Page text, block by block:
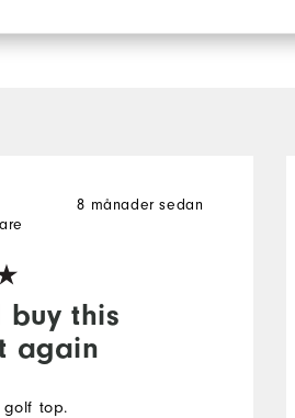
buy this
again
8 månader sedan
top.